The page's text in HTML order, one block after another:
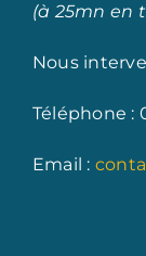
(à 25mn en
Nous
Téléphone :
Email :